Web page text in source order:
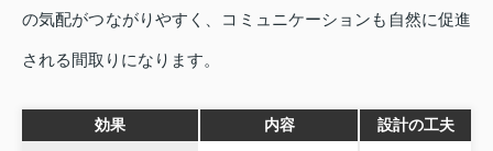
の気配がつながりやすく、コミュニケーションも自然に促進
される間取りになります。
効果 内容 設計の工夫